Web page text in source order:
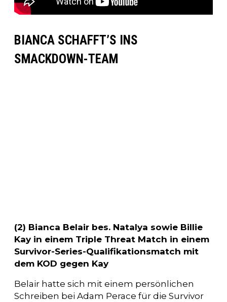
BIANCA SCHAFFT’S INS
SMACKDOWN-TEAM
(2) Bianca Belair bes. Natalya sowie Billie
Kay in einem Triple Threat Match in einem
Survivor-Series-Qualifikationsmatch mit
dem KOD gegen Kay
Belair hatte sich mit einem persönlichen
Schreiben bei Adam Perace für die Survivor